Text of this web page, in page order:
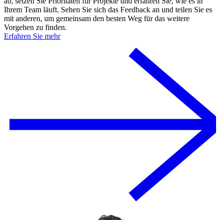
Ihrem Team läuft. Sehen Sie sich das Feedback an und teilen Sie es
mit anderen, um gemeinsam den besten Weg für das weitere
Vorgehen zu finden.
Erfahren Sie mehr